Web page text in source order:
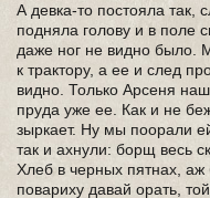
А девка-то постояла так,
подняла голову и в поле
даже ног не видно было.
к трактору, а ее и след
видно. Только Арсеня
пруда уже ее. Как и не
зыркает. Ну мы поорали
так и ахнули: борщ весь
Хлеб в черных пятнах, аж
повариху давай орать,